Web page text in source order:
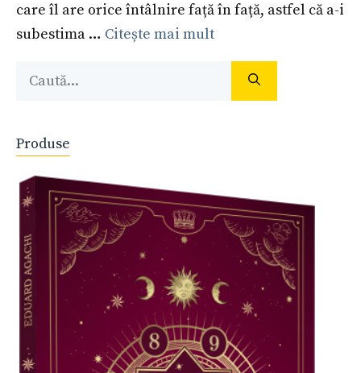
care îl are orice întâlnire față în față, astfel că a-i
subestima … Citește mai mult
Caută
Produse